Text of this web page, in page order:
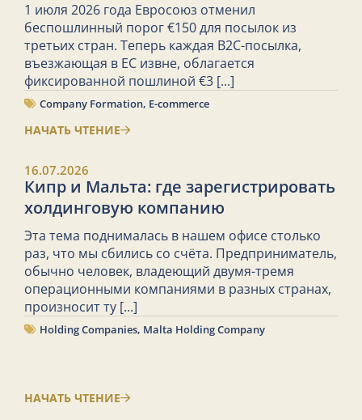
1 июля 2026 года Евросоюз отменил
беспошлинный порог €150 для посылок из
третьих стран. Теперь каждая B2C-посылка,
въезжающая в ЕС извне, облагается
фиксированной пошлиной €3 [...]
Company Formation, E-commerce
НАЧАТЬ ЧТЕНИЕ
16.07.2026
Кипр и Мальта: где зарегистрировать
холдинговую компанию
Эта тема поднималась в нашем офисе столько
раз, что мы сбились со счёта. Предприниматель,
обычно человек, владеющий двумя-тремя
операционными компаниями в разных странах,
произносит ту [...]
Holding Companies, Malta Holding Company
НАЧАТЬ ЧТЕНИЕ